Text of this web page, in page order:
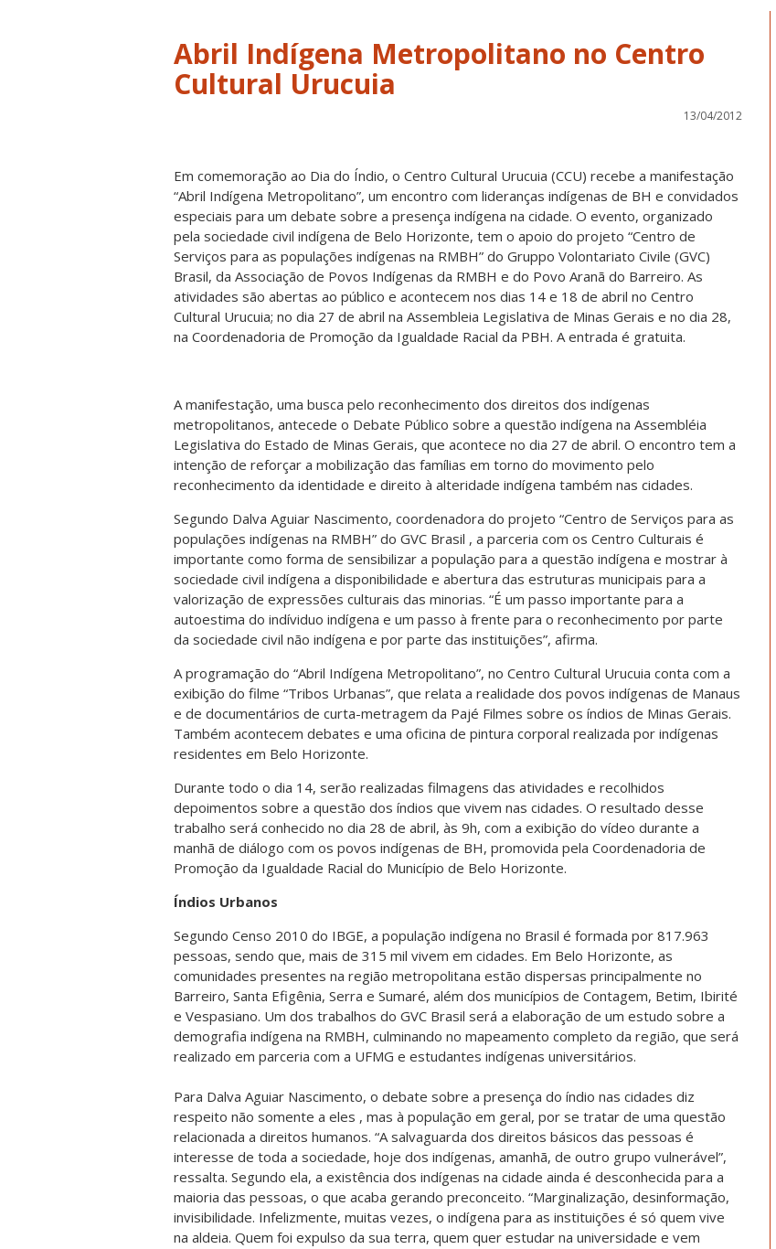
Abril Indígena Metropolitano no Centro
Cultural Urucuia
13/04/2012
Em comemoração ao Dia do Índio, o Centro Cultural Urucuia (CCU) recebe a manifestação
“Abril Indígena Metropolitano”, um encontro com lideranças indígenas de BH e convidados
especiais para um debate sobre a presença indígena na cidade. O evento, organizado
pela sociedade civil indígena de Belo Horizonte, tem o apoio do projeto “Centro de
Serviços para as populações indígenas na RMBH” do Gruppo Volontariato Civile (GVC)
Brasil, da Associação de Povos Indígenas da RMBH e do Povo Aranã do Barreiro. As
atividades são abertas ao público e acontecem nos dias 14 e 18 de abril no Centro
Cultural Urucuia; no dia 27 de abril na Assembleia Legislativa de Minas Gerais e no dia 28,
na Coordenadoria de Promoção da Igualdade Racial da PBH. A entrada é gratuita.
A manifestação, uma busca pelo reconhecimento dos direitos dos indígenas
metropolitanos, antecede o Debate Público sobre a questão indígena na Assembléia
Legislativa do Estado de Minas Gerais, que acontece no dia 27 de abril. O encontro tem a
intenção de reforçar a mobilização das famílias em torno do movimento pelo
reconhecimento da identidade e direito à alteridade indígena também nas cidades.
Segundo Dalva Aguiar Nascimento, coordenadora do projeto “Centro de Serviços para as
populações indígenas na RMBH” do GVC Brasil , a parceria com os Centro Culturais é
importante como forma de sensibilizar a população para a questão indígena e mostrar à
sociedade civil indígena a disponibilidade e abertura das estruturas municipais para a
valorização de expressões culturais das minorias. “É um passo importante para a
autoestima do indíviduo indígena e um passo à frente para o reconhecimento por parte
da sociedade civil não indígena e por parte das instituições”, afirma.
A programação do “Abril Indígena Metropolitano”, no Centro Cultural Urucuia conta com a
exibição do filme “Tribos Urbanas”, que relata a realidade dos povos indígenas de Manaus
e de documentários de curta-metragem da Pajé Filmes sobre os índios de Minas Gerais.
Também acontecem debates e uma oficina de pintura corporal realizada por indígenas
residentes em Belo Horizonte.
Durante todo o dia 14, serão realizadas filmagens das atividades e recolhidos
depoimentos sobre a questão dos índios que vivem nas cidades. O resultado desse
trabalho será conhecido no dia 28 de abril, às 9h, com a exibição do vídeo durante a
manhã de diálogo com os povos indígenas de BH, promovida pela Coordenadoria de
Promoção da Igualdade Racial do Município de Belo Horizonte.
Índios Urbanos
Segundo Censo 2010 do IBGE, a população indígena no Brasil é formada por 817.963
pessoas, sendo que, mais de 315 mil vivem em cidades. Em Belo Horizonte, as
comunidades presentes na região metropolitana estão dispersas principalmente no
Barreiro, Santa Efigênia, Serra e Sumaré, além dos municípios de Contagem, Betim, Ibirité
e Vespasiano. Um dos trabalhos do GVC Brasil será a elaboração de um estudo sobre a
demografia indígena na RMBH, culminando no mapeamento completo da região, que será
realizado em parceria com a UFMG e estudantes indígenas universitários.
Para Dalva Aguiar Nascimento, o debate sobre a presença do índio nas cidades diz
respeito não somente a eles , mas à população em geral, por se tratar de uma questão
relacionada a direitos humanos. “A salvaguarda dos direitos básicos das pessoas é
interesse de toda a sociedade, hoje dos indígenas, amanhã, de outro grupo vulnerável”,
ressalta. Segundo ela, a existência dos indígenas na cidade ainda é desconhecida para a
maioria das pessoas, o que acaba gerando preconceito. “Marginalização, desinformação,
invisibilidade. Infelizmente, muitas vezes, o indígena para as instituições é só quem vive
na aldeia. Quem foi expulso da sua terra, quem quer estudar na universidade e vem